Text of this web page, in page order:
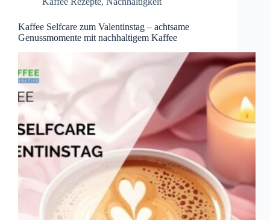
Kaffee Selfcare zum Valentinstag – achtsame
Genussmomente mit nachhaltigem Kaffee